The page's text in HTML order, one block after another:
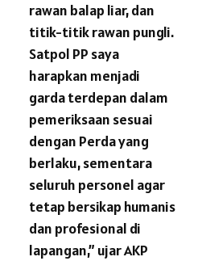
rawan balap liar, dan
titik-titik rawan pungli.
Satpol PP saya
harapkan menjadi
garda terdepan dalam
pemeriksaan sesuai
dengan Perda yang
berlaku, sementara
seluruh personel agar
tetap bersikap humanis
dan profesional di
lapangan,” ujar AKP